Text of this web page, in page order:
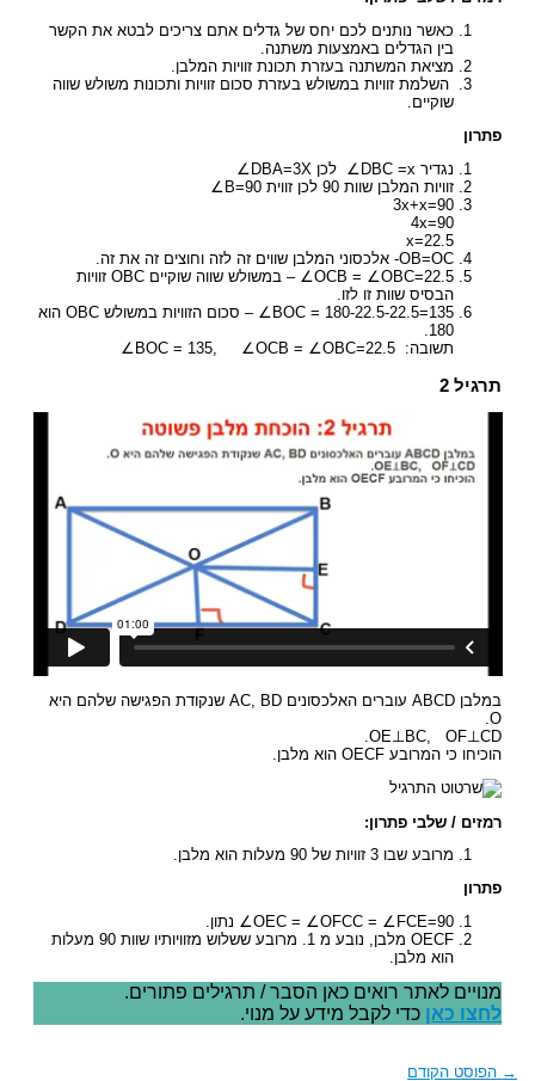
כאשר נותנים לכם יחס של גדלים אתם צריכים לבטא את הקשר
בין הגדלים באמצעות משתנה.
מציאת המשתנה בעזרת תכונת זוויות המלבן.
השלמת זוויות במשולש בעזרת סכום זוויות ותכונות משולש שווה
שוקיים.
פתרון
נגדיר DBC =x∠ לכן DBA=3X∠
זוויות המלבן שוות 90 לכן זווית B=90∠
3x+x=90
4x=90
x=22.5
OB=OC- אלכסוני המלבן שווים זה לזה וחוצים זה את זה.
OCB = ∠OBC=22.5∠ – במשולש שווה שוקיים OBC זוויות
הבסיס שוות זו לזו.
BOC = 180-22.5-22.5=135∠ – סכום הזוויות במשולש OBC הוא
180.
תשובה: BOC = 135, ∠OCB = ∠OBC=22.5∠
תרגיל 2
במלבן ABCD עוברים האלכסונים AC, BD שנקודת הפגישה שלהם היא
O.
OE⊥BC, OF⊥CD.
הוכיחו כי המרובע OECF הוא מלבן.
רמזים / שלבי פתרון:
מרובע שבו 3 זוויות של 90 מעלות הוא מלבן.
פתרון
OEC = ∠OFCC = ∠FCE=90∠ נתון.
OECF מלבן, נובע מ 1. מרובע ששלוש מזוויותיו שוות 90 מעלות
הוא מלבן.
מנויים לאתר רואים כאן הסבר / תרגילים פתורים.
לחצו כאן כדי לקבל מידע על מנוי.
→ הפוסט הקודם